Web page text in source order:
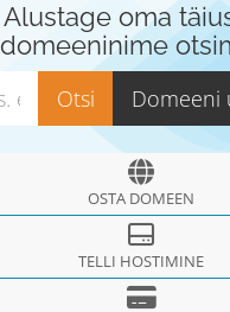
Alustage oma
domeeninime
OSTA DOMEEN
TELLI HOSTIMINE